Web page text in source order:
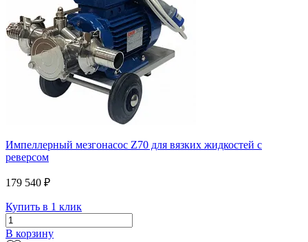
Импеллерный мезгонасос Z70 для вязких жидкостей с
реверсом
179 540 ₽
Купить в 1 клик
В корзину